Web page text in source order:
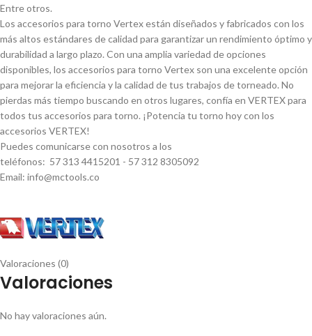
Entre otros.
Los accesorios para torno Vertex están diseñados y fabricados con los
más altos estándares de calidad para garantizar un rendimiento óptimo y
durabilidad a largo plazo. Con una amplia variedad de opciones
disponibles, los accesorios para torno Vertex son una excelente opción
para mejorar la eficiencia y la calidad de tus trabajos de torneado. No
pierdas más tiempo buscando en otros lugares, confí­a en VERTEX para
todos tus accesorios para torno. ¡Potencia tu torno hoy con los
accesorios VERTEX!
Puedes comunicarse con nosotros a los
teléfonos: 57 313 4415201 - 57 312 8305092
Email: info@mctools.co
Valoraciones (0)
Valoraciones
No hay valoraciones aún.